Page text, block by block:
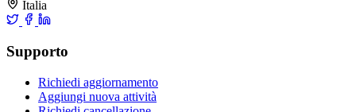
Italia
Supporto
Richiedi aggiornamento
Aggiungi nuova attività